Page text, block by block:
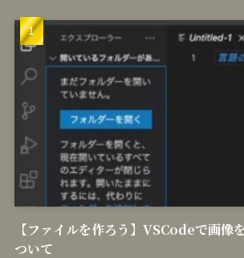
https://makana-blog.com
TeatreeWEB 人気記事